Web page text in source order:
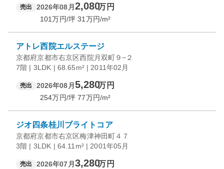
売出 2026年08月 2,080万円
101万円/坪 31 万円/m²
アトレ西院エルステージ
京都府京都市右京区西院月双町９−２
7階 | 3LDK | 68.65m² | 2011年02月
売出 2026年08月 5,280万円
254万円/坪 77万円/m²
ジオ四条桂川ブライトコア
京都府京都市右京区梅津神田町４７
3階 | 3LDK | 64.11m² | 2001年05月
売出 2026年07月 3,280万円